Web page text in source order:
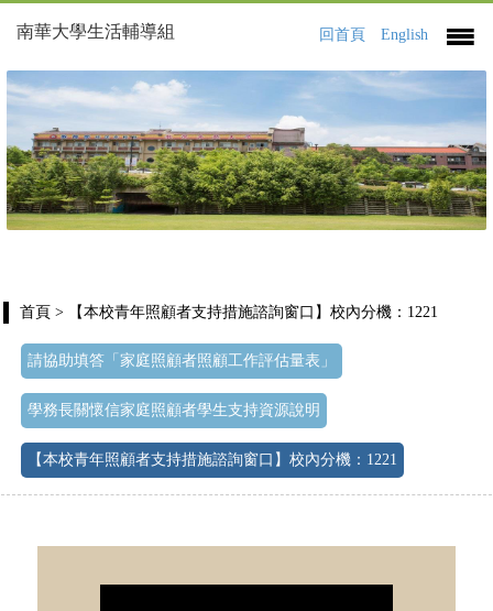
南華大學生活輔導組 回首頁 English
首頁 > 【本校青年照顧者支持措施諮詢窗口】校內分機：1221
請協助填答「家庭照顧者照顧工作評估量表」
學務長關懷信家庭照顧者學生支持資源說明
【本校青年照顧者支持措施諮詢窗口】校內分機：1221